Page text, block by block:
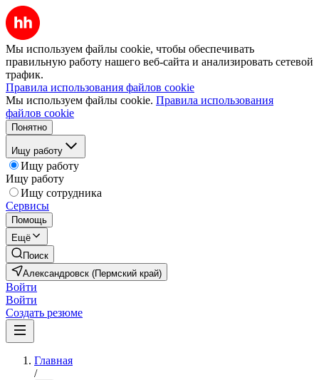
Мы используем файлы cookie, чтобы обеспечивать
правильную работу нашего веб-сайта и анализировать сетевой
трафик.
Правила использования файлов cookie
Мы используем файлы cookie. Правила использования
файлов cookie
Понятно
Ищу работу
Ищу работу
Ищу работу
Ищу сотрудника
Сервисы
Помощь
Ещё
Поиск
Александровск (Пермский край)
Войти
Войти
Создать резюме
Главная
/